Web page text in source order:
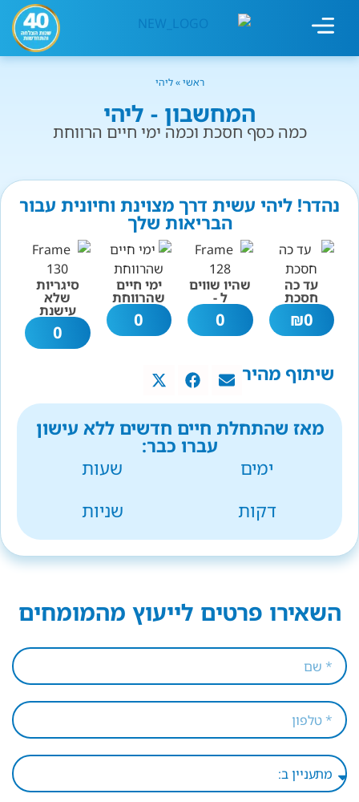
ראשי»ליהי
המחשבון - ליהי
כמה כסף חסכת וכמה ימי חיים הרווחת
נהדר! ליהי עשית דרך מצוינת וחיונית עבור
הבריאות שלך
עד כה
חסכת
0
₪
שהיו שווים
ל -
0
ימי חיים
שהרווחת
0
סיגריות
שלא
עישנת
0
שיתוף מהיר
מאז שהתחלת חיים חדשים ללא עישון
עברו כבר:
ימים
שעות
דקות
שניות
השאירו פרטים לייעוץ מהמומחים